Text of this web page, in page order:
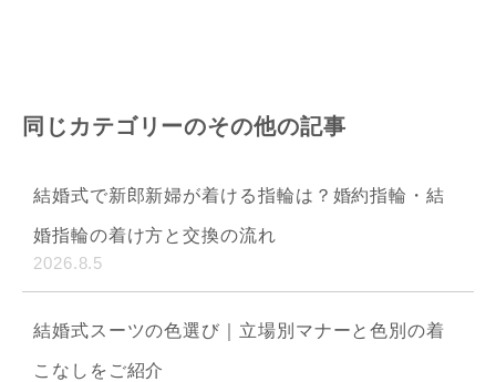
同じカテゴリーのその他の記事
結婚式で新郎新婦が着ける指輪は？婚約指輪・結
婚指輪の着け方と交換の流れ
2026.8.5
結婚式スーツの色選び｜立場別マナーと色別の着
こなしをご紹介